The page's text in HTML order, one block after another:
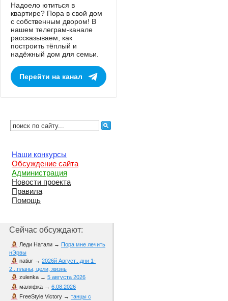
Надоело ютиться в
квартире? Пора в свой дом
с собственным двором! В
нашем телеграм-канале
рассказываем, как
построить тёплый и
надёжный дом для семьи.
Перейти на канал
Наши конкурсы
Обсуждение сайта
Администрация
Новости проекта
Правила
Помощь
Сейчас обсуждают:
Леди Натали → Пора мне лечить
нЭрвы
natiur → 2026й Август...дни 1-
2...планы, цели, жизнь
zulenka → 5 августа 2026
маляфка → 6.08.2026
FreeStyle Victory → танцы с